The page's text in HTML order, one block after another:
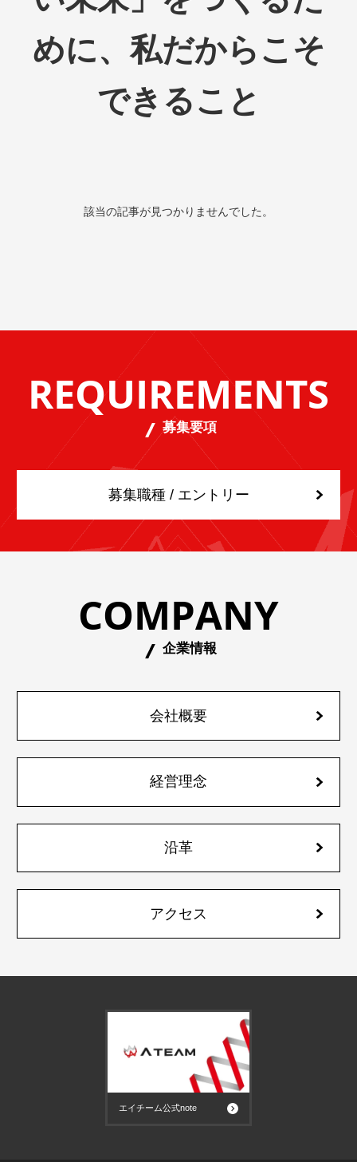
めに、私だからこそ
できること
該当の記事が見つかりませんでした。
REQUIREMENTS
募集要項
募集職種 / エントリー
COMPANY
企業情報
会社概要
経営理念
沿革
アクセス
エイチーム公式note